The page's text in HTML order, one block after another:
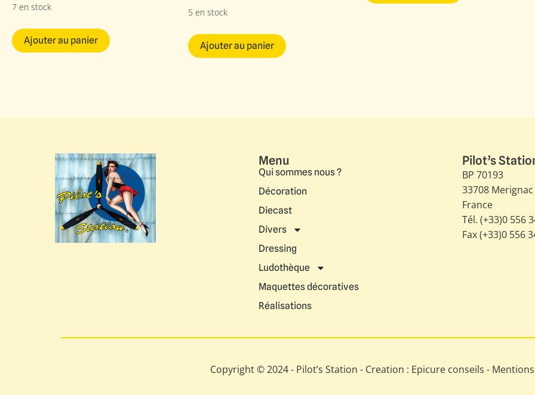
7 en stock
Ajouter au panier
5 en stock
Ajouter au panier
Menu
Qui sommes nous ?
Décoration
Diecast
Divers
Dressing
Ludothèque
Maquettes décoratives
Réalisations
Pilot’s
BP 70193
33708
France
Tél. (+33)0 556
Fax (+33)0 556
Copyright © 2024 - Pilot’s Station - Creation : Epicure conseils -